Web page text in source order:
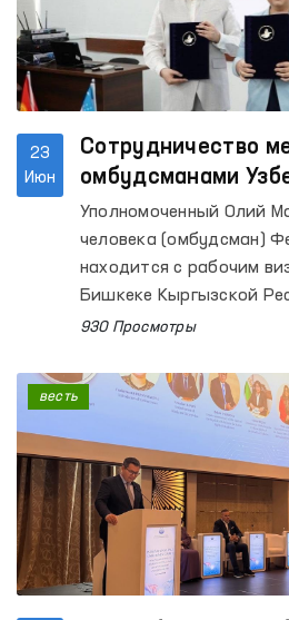
23
Июн
Сотрудничество
омбудсманами
Кыргызстана
уровень
Уполномоченный Олий
человека (омбудсман)
находится с рабочим
Бишкеке Кыргызской
в Консультативной
членов ШОС.
930 Просмотры
весть